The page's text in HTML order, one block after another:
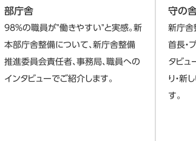
部庁舎
98％の職員が"働きやすい"と実感。新
本部庁舎整備について、新庁舎整備
推進委員会責任者、事務局、職員への
インタビューでご紹介します。
守の舎
新庁舎
首長・
タビュ
り・新
す。​